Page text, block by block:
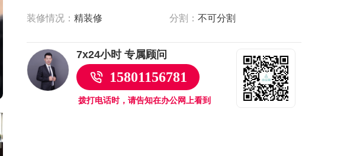
装修情况： 精装修 分割：不可分割
7x24小时 专属顾问
15801156781
拨打电话时，请告知在办公网上看到